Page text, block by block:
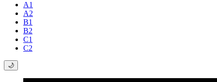
A1
A2
B1
B2
C1
C2
🌙